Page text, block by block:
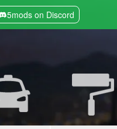
5mods on Discord